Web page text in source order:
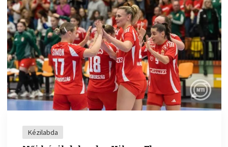
Kézilabda